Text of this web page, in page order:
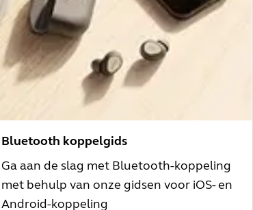
Bluetooth koppelgids
Ga aan de slag met Bluetooth-koppeling
met behulp van onze gidsen voor iOS- en
Android-koppeling